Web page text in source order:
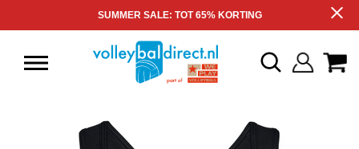
SUMMER SALE: TOT 65% KORTING